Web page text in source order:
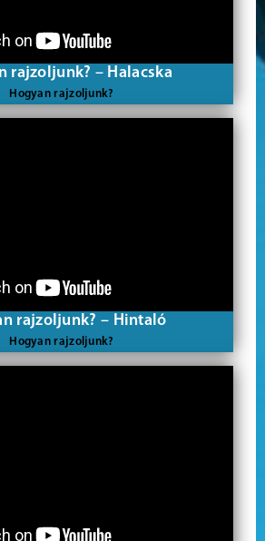
rajzoljunk? – Halacska
Hogyan rajzoljunk?
rajzoljunk? – Hintaló
Hogyan rajzoljunk?